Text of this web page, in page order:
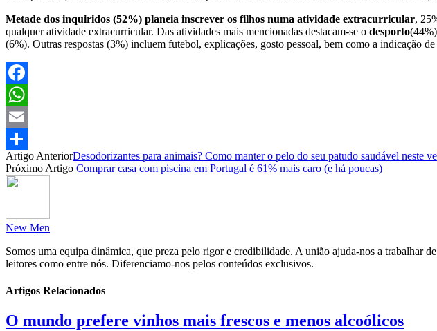
Metade dos inquiridos (52%) planeia inscrever os filhos numa atividade extracurricular,
qualquer atividade extracurricular. Das atividades mais mencionadas destacam-se o desporto
(6%). Outras respostas (3%) incluem futebol, explicações, gosto pessoal, bem como a indicação
Facebook
WhatsApp
Email
Partilhar
Artigo AnteriorDesodorizantes para animais? Como manter o pelo do seu patudo saudável neste
Próximo Artigo Comprar casa com piscina em Portugal é 61% mais caro (e há poucas)
New Men
Somos uma equipa dinâmica, que preza pelo rigor e credibilidade. A união ajuda-nos a trabalhar
leitores como entre nós. Diferenciamo-nos pelos conteúdos exclusivos.
Artigos Relacionados
O mundo prefere vinhos mais frescos e menos alcoólicos